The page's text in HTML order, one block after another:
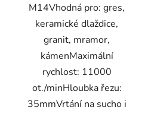
M14Vhodná pro: gres,
keramické dlaždice,
granit, mramor,
kámenMaximální
rychlost: 11000
ot./minHloubka řezu:
35mmVrtání na sucho i